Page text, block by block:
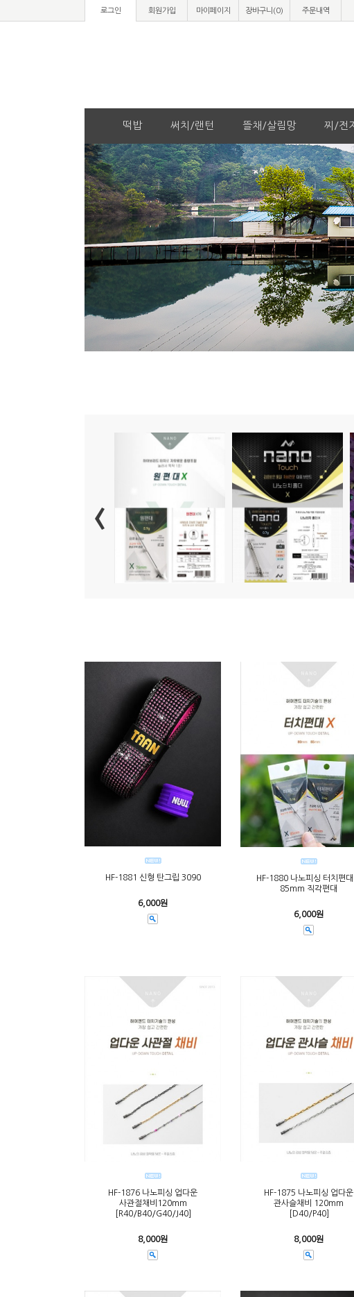
로그인 회원가입 마이페이지 장바구니(0) 주문내역
떡밥 써치/랜턴 뜰채/살림망 찌/전
HF-1881 신형 탄그립 3090
6,000원
HF-1880 나노피싱 터치편
85mm 직각편대
6,000원
HF-1876 나노피싱 업다운
사관절채비120mm
[R40/B40/G40/J40]
8,000원
HF-1875 나노피싱 업다운
관사슬채비 120mm
[D40/P40]
8,000원